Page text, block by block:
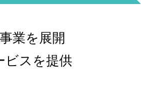
業を展開
ビスを提供